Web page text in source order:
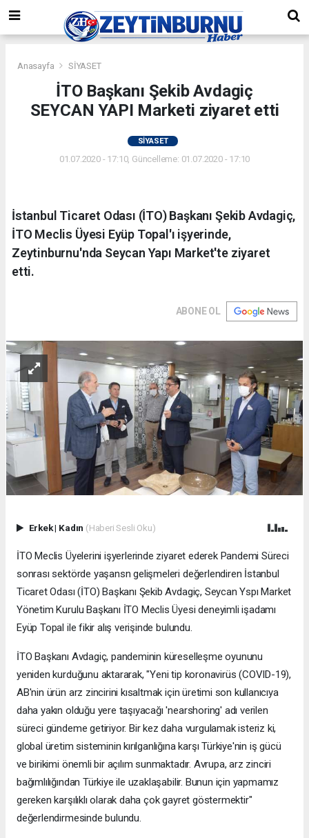
Anasayfa SİYASET
İTO Başkanı Şekib Avdagiç
SEYCAN YAPI Marketi ziyaret etti
SİYASET
01.07.2020 - 17:10, Güncelleme: 01.07.2020 - 17:10
İstanbul Ticaret Odası (İTO) Başkanı Şekib Avdagiç,
İTO Meclis Üyesi Eyüp Topal'ı işyerinde,
Zeytinburnu'nda Seycan Yapı Market'te ziyaret
etti.
ABONE OL
Erkek| Kadın (Haberi Sesli Oku)
İTO Meclis Üyelerini işyerlerinde ziyaret ederek Pandemi Süreci
sonrası sektörde yaşansn gelişmeleri değerlendiren İstanbul
Ticaret Odası (İTO) Başkanı Şekib Avdagiç, Seycan Yspı Market
Yönetim Kurulu Başkanı İTO Meclis Üyesi deneyimli işadamı
Eyüp Topal ile fikir alış verişinde bulundu.
İTO Başkanı Avdagiç, pandeminin küreselleşme oyununu
yeniden kurduğunu aktararak, "Yeni tip koronavirüs (COVID-19),
AB'nin ürün arz zincirini kısaltmak için üretimi son kullanıcıya
daha yakın olduğu yere taşıyacağı 'nearshoring' adı verilen
süreci gündeme getiriyor. Bir kez daha vurgulamak isteriz ki,
global üretim sisteminin kırılganlığına karşı Türkiye'nin iş gücü
ve birikimi önemli bir açılım sunmaktadır. Avrupa, arz zinciri
bağımlılığından Türkiye ile uzaklaşabilir. Bunun için yapmamız
gereken karşılıklı olarak daha çok gayret göstermektir"
değerlendirmesinde bulundu.